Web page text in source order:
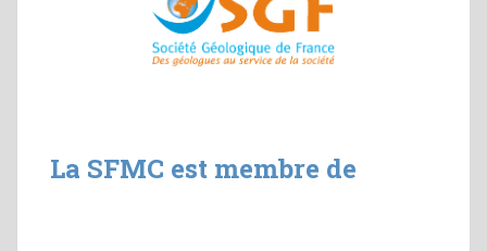
La SFMC est membre de